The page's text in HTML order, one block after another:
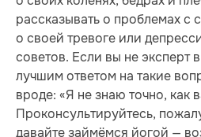
рассказывать о проблемах с
о своей тревоге или
советов. Если вы не эксперт
лучшим ответом на такие
вроде: «Я не знаю точно, как
Проконсультируйтесь,
давайте займёмся йогой —